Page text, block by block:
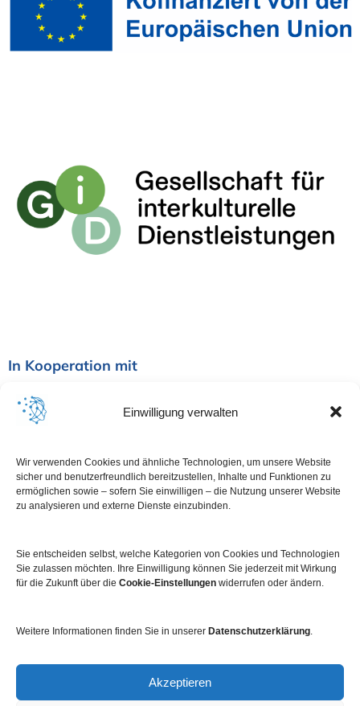
Einwilligung verwalten
Wir verwenden Cookies und ähnliche Technologien, um unsere Website
sicher und benutzerfreundlich bereitzustellen, Inhalte und Funktionen zu
ermöglichen sowie – sofern Sie einwilligen – die Nutzung unserer Website
zu analysieren und externe Dienste einzubinden.
Sie entscheiden selbst, welche Kategorien von Cookies und Technologien
Sie zulassen möchten. Ihre Einwilligung können Sie jederzeit mit Wirkung
für die Zukunft über die Cookie-Einstellungen widerrufen oder ändern.
Weitere Informationen finden Sie in unserer Datenschutzerklärung.
Akzeptieren
In Kooperation mit